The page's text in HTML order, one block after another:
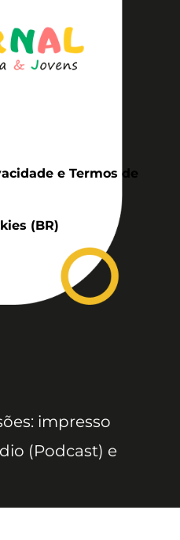
e Termos de
(BR)
impresso
(Podcast) e